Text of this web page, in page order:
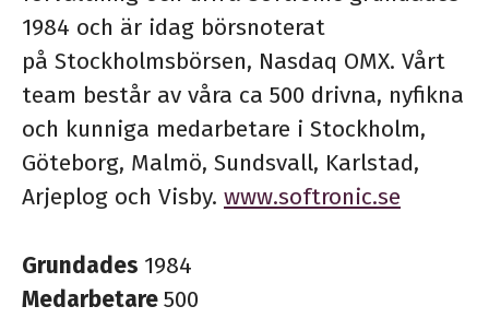
1984 och är idag börsnoterat
på Stockholmsbörsen, Nasdaq OMX. Vårt
team består av våra ca 500 drivna, nyfikna
och kunniga medarbetare i Stockholm,
Göteborg, Malmö, Sundsvall, Karlstad,
Arjeplog och Visby. www.softronic.se
Grundades 1984
Medarbetare500